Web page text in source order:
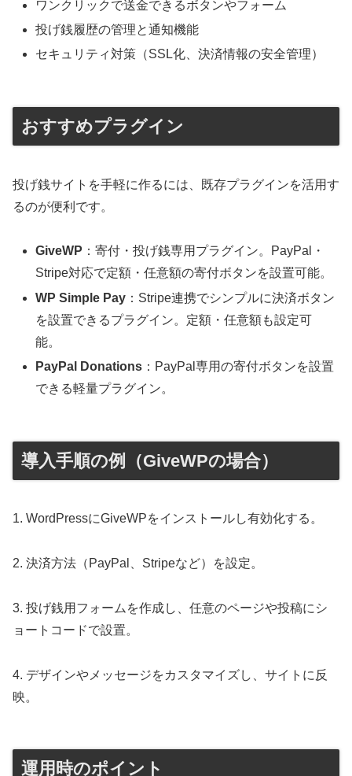
ワンクリックで送金できるボタンやフォーム
投げ銭履歴の管理と通知機能
セキュリティ対策（SSL化、決済情報の安全管理）
おすすめプラグイン
投げ銭サイトを手軽に作るには、既存プラグインを活用す
るのが便利です。
GiveWP ：寄付・投げ銭専用プラグイン。PayPal・
Stripe対応で定額・任意額の寄付ボタンを設置可能。
WP Simple Pay ：Stripe連携でシンプルに決済ボタン
を設置できるプラグイン。定額・任意額も設定可
能。
PayPal Donations ：PayPal専用の寄付ボタンを設置
できる軽量プラグイン。
導入手順の例（GiveWPの場合）
1. WordPressにGiveWPをインストールし有効化する。
2. 決済方法（PayPal、Stripeなど）を設定。
3. 投げ銭用フォームを作成し、任意のページや投稿にシ
ョートコードで設置。
4. デザインやメッセージをカスタマイズし、サイトに反
映。
運用時のポイント